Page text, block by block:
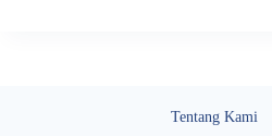
Tentang Kami